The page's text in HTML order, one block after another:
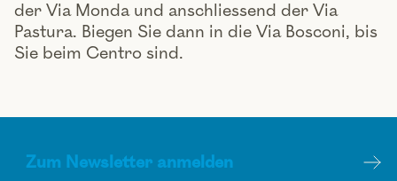
der Via Monda und anschliessend der Via
Pastura. Biegen Sie dann in die Via Bosconi, bis
Sie beim Centro sind.